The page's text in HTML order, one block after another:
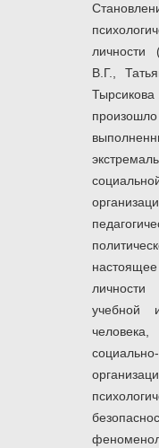
личности
В.Г.,
учебной
социально-